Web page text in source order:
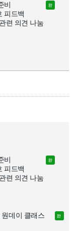
비
피드백
련 의견 나눔
비
피드백
련 의견 나눔
데이 클래스